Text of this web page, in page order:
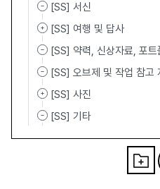
[SS] 서신
[SS] 여행 및 답사
[SS] 약력, 신상자료, 포트
[SS] 오브제 및 작업 참고
[SS] 사진
[SS] 기타